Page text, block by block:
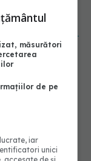
care pot fi
de
ar putea
8 boli majore
măsurători
de pe
iar
unici